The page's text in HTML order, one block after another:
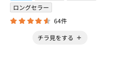
ロングセラー
64件
チラ見をする